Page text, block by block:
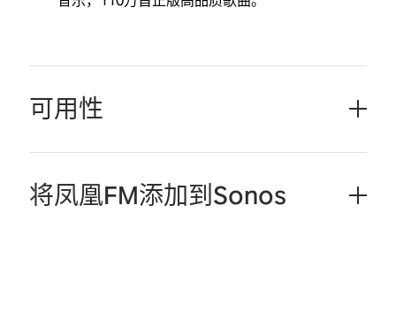
可用性
将凤凰FM添加到Sonos